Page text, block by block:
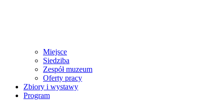
Miejsce
Siedziba
Zespół muzeum
Oferty pracy
Zbiory i wystawy
Program